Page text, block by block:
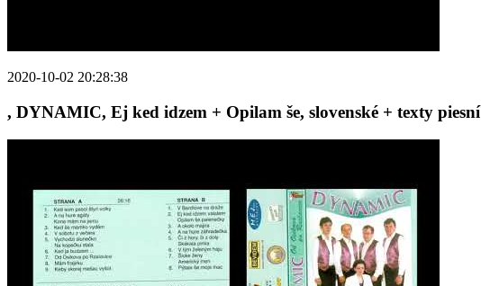
2020-10-02 20:28:38
, DYNAMIC, Ej ked idzem + Opilam še, slovenské + texty piesní